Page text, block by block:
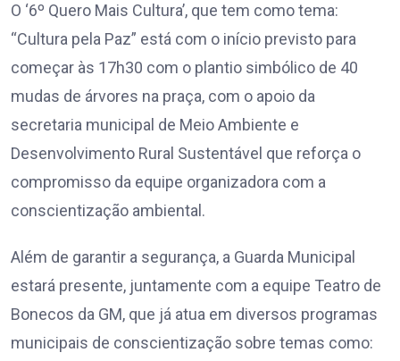
O ‘6º Quero Mais Cultura’, que tem como tema:
“Cultura pela Paz” está com o início previsto para
começar às 17h30 com o plantio simbólico de 40
mudas de árvores na praça, com o apoio da
secretaria municipal de Meio Ambiente e
Desenvolvimento Rural Sustentável que reforça o
compromisso da equipe organizadora com a
conscientização ambiental.
Além de garantir a segurança, a Guarda Municipal
estará presente, juntamente com a equipe Teatro de
Bonecos da GM, que já atua em diversos programas
municipais de conscientização sobre temas como: